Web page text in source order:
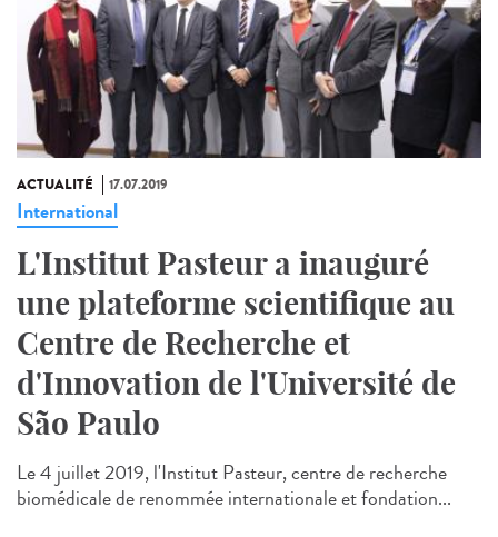
ACTUALITÉ 17.07.2019
International
L'Institut Pasteur a inauguré
une plateforme scientifique au
Centre de Recherche et
d'Innovation de l'Université de
São Paulo
Le 4 juillet 2019, l'Institut Pasteur, centre de recherche
biomédicale de renommée internationale et fondation...